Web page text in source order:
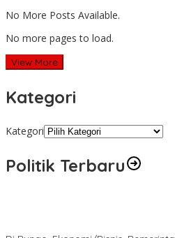
No More Posts Available.
No more pages to load.
View More
Kategori
Kategori
Politik Terbaru